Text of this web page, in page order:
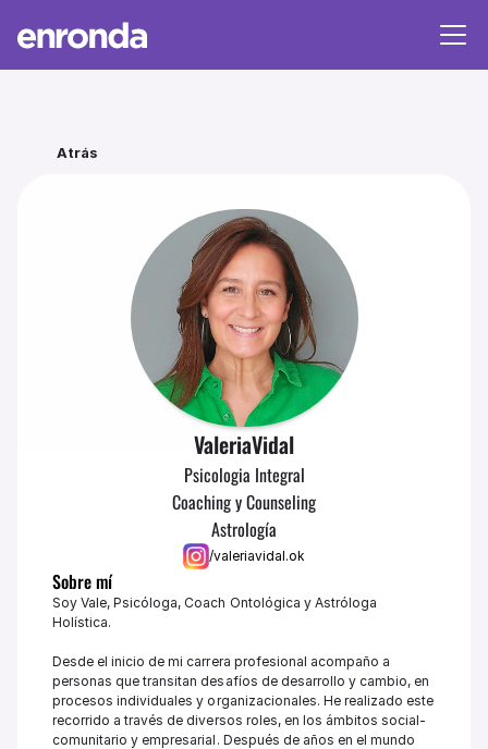
Atrás
ValeriaVidal
Psicologia Integral
Coaching y Counseling
Astrología
/valeriavidal.ok
Sobre mí
Soy Vale, Psicóloga, Coach Ontológica y Astróloga
Holística.
Desde el inicio de mi carrera profesional acompaño a
personas que transitan desafíos de desarrollo y cambio, en
procesos individuales y organizacionales. He realizado este
recorrido a través de diversos roles, en los ámbitos social-
comunitario y empresarial. Después de años en el mundo